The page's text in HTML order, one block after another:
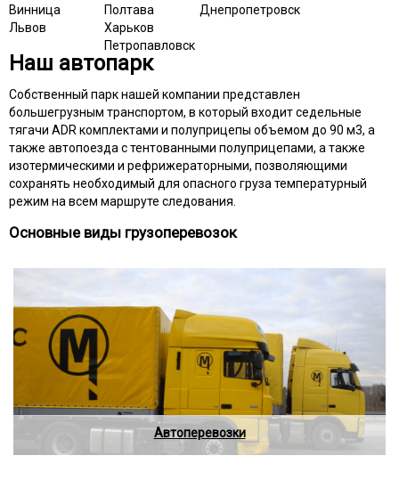
Винница
Львов
Полтава
Харьков
Петропавловск
Днепропетровск
Наш автопарк
Собственный парк нашей компании представлен
большегрузным транспортом, в который входит седельные
тягачи ADR комплектами и полуприцепы объемом до 90 м3, а
также автопоезда с тентованными полуприцепами, а также
изотермическими и рефрижераторными, позволяющими
сохранять необходимый для опасного груза температурный
режим на всем маршруте следования.
Основные виды грузоперевозок
Автоперевозки